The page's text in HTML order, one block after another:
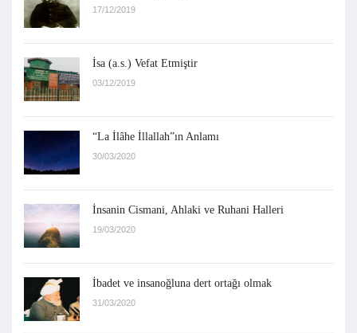
17/12/2019
İsa (a.s.) Vefat Etmiştir
03/12/2019
“La İlâhe İllallah”ın Anlamı
30/03/2020
İnsanin Cismani, Ahlaki ve Ruhani Halleri
19/03/2020
İbadet ve insanoğluna dert ortağı olmak
31/03/2020